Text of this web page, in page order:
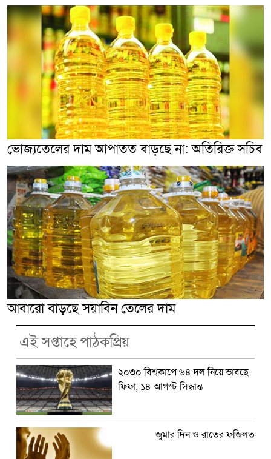
ভোজ্যতেলের দাম আপাতত বাড়ছে না: অতিরিক্ত সচিব
আবারো বাড়ছে সয়াবিন তেলের দাম
এই সপ্তাহে পাঠকপ্রিয়
২০৩০ বিশ্বকাপে ৬৪ দল নিয়ে ভাবছে
ফিফা, ১৪ আগস্ট সিদ্ধান্ত
জুমার দিন ও রাতের ফজিলত